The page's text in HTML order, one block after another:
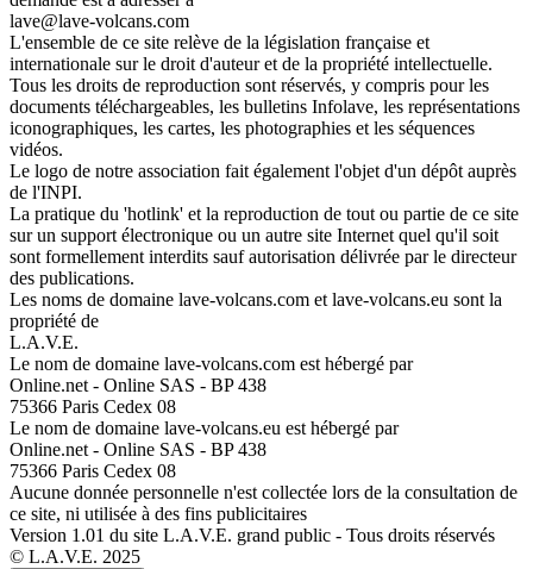
lave@lave-volcans.com
L'ensemble de ce site relève de la législation française et
internationale sur le droit d'auteur et de la propriété intellectuelle.
Tous les droits de reproduction sont réservés, y compris pour les
documents téléchargeables, les bulletins Infolave, les représentations
iconographiques, les cartes, les photographies et les séquences
vidéos.
Le logo de notre association fait également l'objet d'un dépôt auprès
de l'INPI.
La pratique du 'hotlink' et la reproduction de tout ou partie de ce site
sur un support électronique ou un autre site Internet quel qu'il soit
sont formellement interdits sauf autorisation délivrée par le directeur
des publications.
Les noms de domaine lave-volcans.com et lave-volcans.eu sont la
propriété de
L.A.V.E.
Le nom de domaine lave-volcans.com est hébergé par
Online.net - Online SAS - BP 438
75366 Paris Cedex 08
Le nom de domaine lave-volcans.eu est hébergé par
Online.net - Online SAS - BP 438
75366 Paris Cedex 08
Aucune donnée personnelle n'est collectée lors de la consultation de
ce site, ni utilisée à des fins publicitaires
Version 1.01 du site L.A.V.E. grand public - Tous droits réservés
© L.A.V.E. 2025